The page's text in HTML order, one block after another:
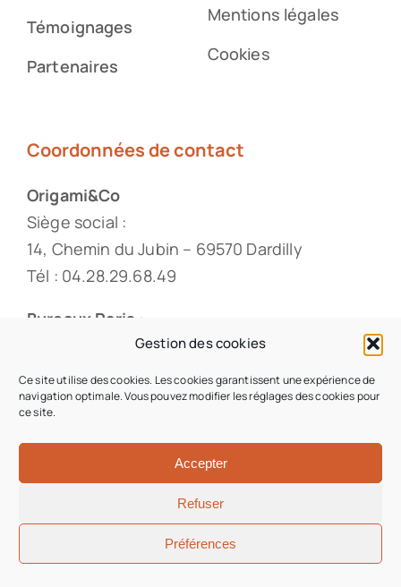
Gestion des cookies
Ce site utilise des cookies. Les cookies garantissent une expérience de
navigation optimale. Vous pouvez modifier les réglages des cookies pour
ce site.
Accepter
Refuser
Préférences
Témoignages
Partenaires
Mentions légales
Cookies
Coordonnées de contact
Origami&Co
Siège social :
14, Chemin du Jubin – 69570 Dardilly
Tél : 04.28.29.68.49
Bureaux Paris :
Uniquement sur RDV
Tél : 01.88.33.60.20
© 2026 • Origami & Co • Tous droits réservés •